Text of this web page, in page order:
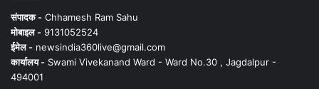
संपादक - Chhamesh Ram Sahu
मोबाइल - 9131052524
ईमेल - newsindia360live@gmail.com
कार्यालय - Swami Vivekanand Ward - Ward No.30 , Jagdalpur -
494001